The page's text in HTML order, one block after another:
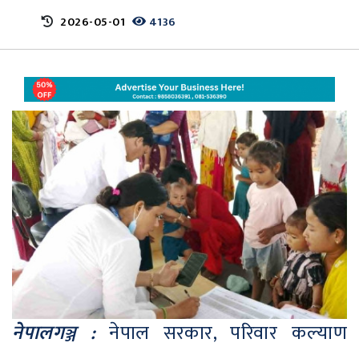
2026-05-01 4136
नेपालगञ्ज :नेपाल सरकार, परिवार कल्याण